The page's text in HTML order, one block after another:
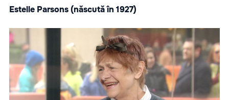
Estelle Parsons (născută în 1927)